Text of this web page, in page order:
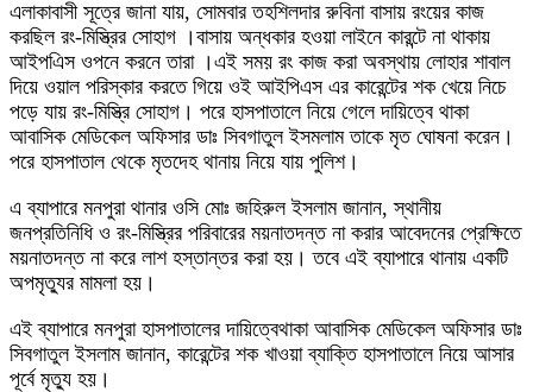
এলাকাবাসী সূত্রে জানা যায়, সোমবার তহশিলদার রুবিনা বাসায় রংয়ের কাজ
করছিল রং-মিস্ত্রির সোহাগ ।বাসায় অন্ধকার হওয়া লাইনে কারন্টে না থাকায়
আইপএিস ওপনে করনে তারা ।এই সময় রং কাজ করা অবস্থায় লোহার শাবাল
দিয়ে ওয়াল পরিস্কার করতে গিয়ে ওই আইপিএস এর কারেন্টের শক খেয়ে নিচে
পড়ে যায় রং-মিস্ত্রি সোহাগ। পরে হাসপাতালে নিয়ে গেলে দায়িত্বে থাকা
আবাসিক মেডিকেল অফিসার ডাঃ সিবগাতুল ইসমলাম তাকে মৃত ঘোষনা করেন।
পরে হাসপাতাল থেকে মৃতদেহ থানায় নিয়ে যায় পুলিশ।
এ ব্যাপারে মনপুরা থানার ওসি মোঃ জহিরুল ইসলাম জানান, স্থানীয়
জনপ্রতিনিধি ও রং-মিস্ত্রির পরিবারের ময়নাতদন্ত না করার আবেদনের প্রেক্ষিতে
ময়নাতদন্ত না করে লাশ হস্তান্তর করা হয়। তবে এই ব্যাপারে থানায় একটি
অপমৃত্যুর মামলা হয়।
এই ব্যাপারে মনপুরা হাসপাতালের দায়িত্বেথাকা আবাসিক মেডিকেল অফিসার ডাঃ
সিবগাতুল ইসলাম জানান, কারেন্টের শক খাওয়া ব্যাক্তি হাসপাতালে নিয়ে আসার
পূর্বে মৃত্যু হয়।